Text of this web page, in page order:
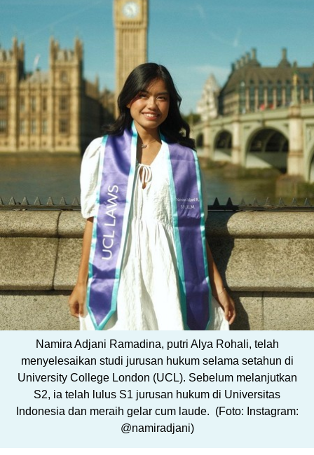
Namira Adjani Ramadina, putri Alya Rohali, telah
menyelesaikan studi jurusan hukum selama setahun di
University College London (UCL). Sebelum melanjutkan
S2, ia telah lulus S1 jurusan hukum di Universitas
Indonesia dan meraih gelar cum laude. (Foto: Instagram:
@namiradjani)